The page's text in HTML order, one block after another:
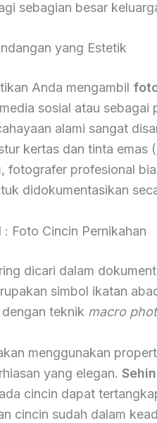
sebagian besar
yang Estetik
Anda mengambil
sosial atau sebagai
alami sangat
kertas dan tinta emas (
, fotografer profesional
didokumentasikan
Foto Cincin Pernikahan
dicari dalam
simbol ikatan
teknik macro
menggunakan
yang elegan.
cincin dapat
cincin sudah dalam